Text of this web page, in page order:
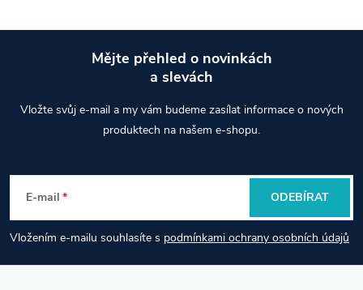
a
í
r
v
p
a
t
Mějte přehled o novinkách
a slevách
Vložte svůj e-mail a my vám budeme zasílat informace o nových
produktech na našem e-shopu.
E-mail
Vložením e-mailu souhlasíte s podmínkami ochrany osobních údajů
ODEBÍRAT